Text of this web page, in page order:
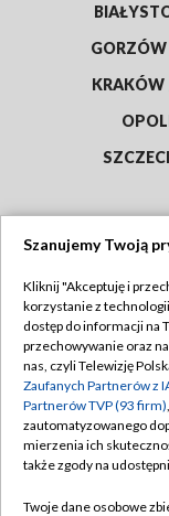
KRAKÓW
Abonament TVP
Emisja w TVP
Centrum
Naziemna
Szanujemy Twoją
Kliknij "Akceptuję i
korzystanie z
dostęp do informacji na
przechowywanie oraz
nas, czyli Telewizję
Zaufanych Partnerów z
Partnerów TVP (93 firm)
zautomatyzowanego
mierzenia ich
także zgody na
Twoje dane osobowe